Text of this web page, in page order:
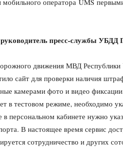
пресс-службы
движения МВД Республики
сайт для проверки наличия
камерами фото и видео
в тестовом режиме, необходимо
персональном кабинете нужно
В настоящее время сервис
сотрудничество и других